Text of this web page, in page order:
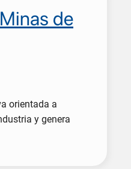
de
orientada a
y genera